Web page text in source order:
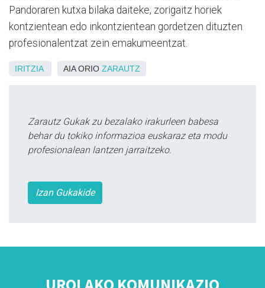
Pandoraren kutxa bilaka daiteke, zorigaitz horiek
kontzientean edo inkontzientean gordetzen dituzten
profesionalentzat zein emakumeentzat.
IRITZIA AIA ORIO ZARAUTZ
Zarautz Gukak zu bezalako irakurleen babesa
behar du tokiko informazioa euskaraz eta modu
profesionalean lantzen jarraitzeko.
Izan Gukakide